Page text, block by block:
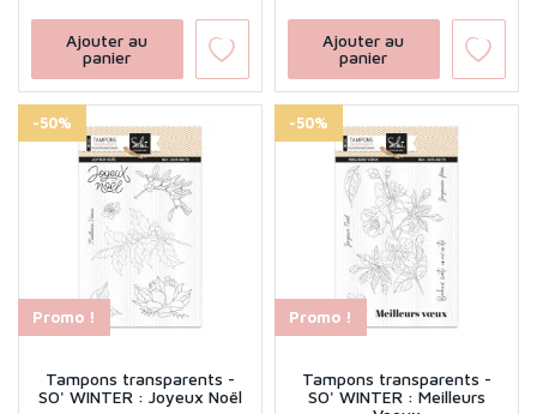
Ajouter au
panier
Ajouter au
panier
Promo !
-50%
Tampons transparents -
SO' WINTER : Joyeux Noël
Promo !
-50%
Tampons transparents -
SO' WINTER : Meilleurs